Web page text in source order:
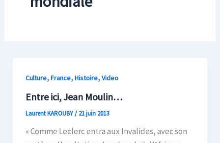
Culture,France,Histoire,Video
Entre ici, Jean Moulin…
Laurent KAROUBY/ 21 juin 2013
« Comme Leclerc entra aux Invalides, avec son